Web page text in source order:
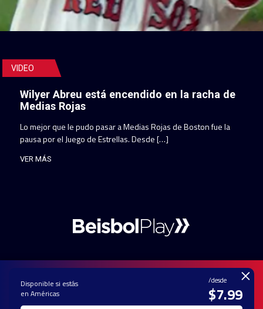
VIDEO
Wilyer Abreu está encendido en la racha de
Medias Rojas
Lo mejor que le pudo pasar a Medias Rojas de Boston fue la
pausa por el Juego de Estrellas. Desde […]
VER MÁS
PAUTA CON
TÉRMINOS Y
CONDICIONES
Disponible si estás
en Américas
/desde
$7.99
×